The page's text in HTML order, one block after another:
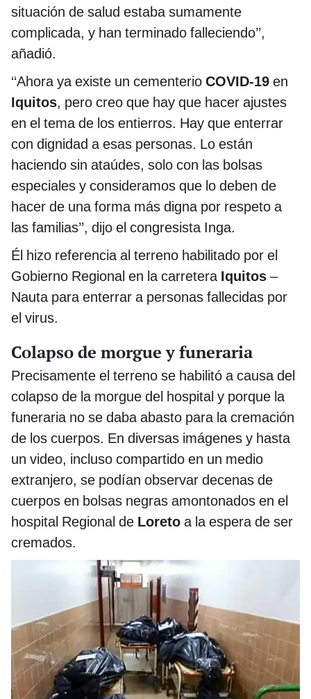
situación de salud estaba sumamente
complicada, y han terminado falleciendo’’,
añadió.
‘‘Ahora ya existe un cementerio COVID-19 en
Iquitos, pero creo que hay que hacer ajustes
en el tema de los entierros. Hay que enterrar
con dignidad a esas personas. Lo están
haciendo sin ataúdes, solo con las bolsas
especiales y consideramos que lo deben de
hacer de una forma más digna por respeto a
las familias’’, dijo el congresista Inga.
Él hizo referencia al terreno habilitado por el
Gobierno Regional en la carretera Iquitos –
Nauta para enterrar a personas fallecidas por
el virus.
Colapso de morgue y funeraria
Precisamente el terreno se habilitó a causa del
colapso de la morgue del hospital y porque la
funeraria no se daba abasto para la cremación
de los cuerpos. En diversas imágenes y hasta
un video, incluso compartido en un medio
extranjero, se podían observar decenas de
cuerpos en bolsas negras amontonados en el
hospital Regional de Loreto a la espera de ser
cremados.